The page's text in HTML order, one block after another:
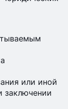
или иной
заключении